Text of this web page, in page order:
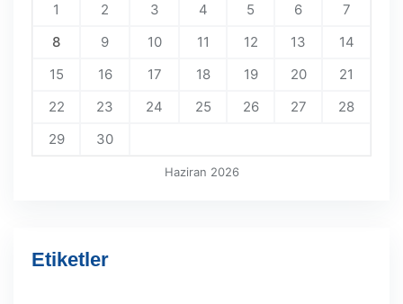
Haziran 2026
1
2 3 4 5 6
7
8
9 10 11 12 13
14
15
16 17 18 19 20
21
22
23 24 25 26 27
28
29
30
Etiketler